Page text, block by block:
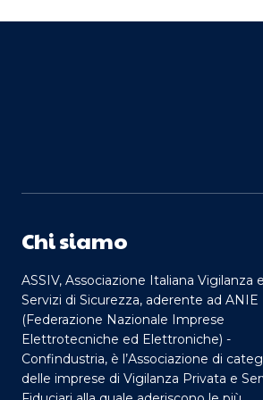
Chi siamo
ASSIV, Associazione Italiana Vigilanza e
Servizi di Sicurezza, aderente ad ANIE
(Federazione Nazionale Imprese
Elettrotecniche ed Elettroniche) -
Confindustria, è l’Associazione di
delle imprese di Vigilanza Privata e